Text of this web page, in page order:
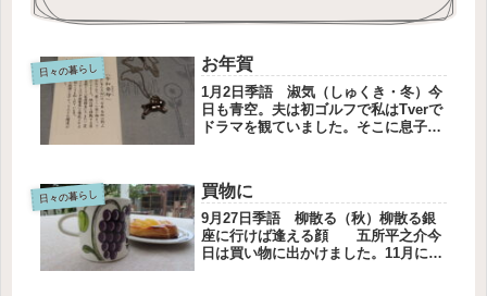
日々の暮らし お年賀
1月2日季語 淑気（しゅくき・冬）今
日も青空。夫は初ゴルフで私はTverで
ドラマを観ていました。そこに息子か
しれないからと、自撮りの家族写真が
添えられていました。沿道の人...
日々の暮らし 買物に
9月27日季語 柳散る（秋）柳散る銀
座に行けば逢える顔 五所平之介今
日は買い物に出かけました。11月に学